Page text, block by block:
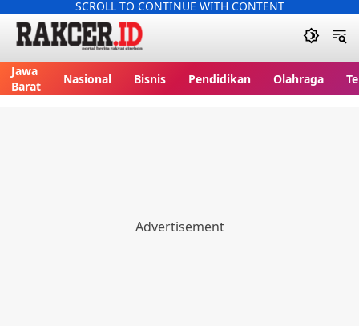
SCROLL TO CONTINUE WITH CONTENT
Jawa
Barat
Nasional Bisnis Pendidikan Olahraga